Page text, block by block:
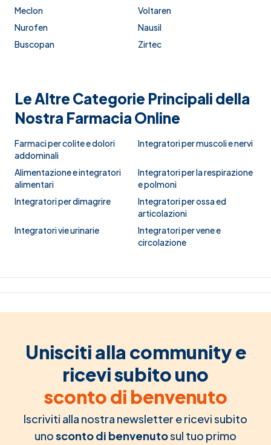
Meclon
Voltaren
Nurofen
Nausil
Buscopan
Zirtec
Le Altre Categorie Principali della
Nostra Farmacia Online
Farmaci per colite e dolori
addominali
Integratori per muscoli e nervi
Alimentazione e integratori
alimentari
Integratori per la respirazione
e polmoni
Integratori per dimagrire
Integratori per ossa ed
articolazioni
Integratori vie urinarie
Integratori per vene e
circolazione
Unisciti alla community e
ricevi subito uno
sconto di benvenuto
Iscriviti alla nostra newsletter e ricevi subito
unosconto di benvenutosul tuo primo